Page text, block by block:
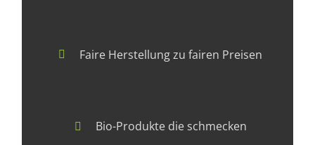
Faire Herstellung zu fairen Preisen
Bio-Produkte die schmecken